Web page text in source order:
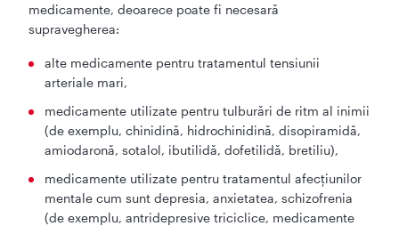
medicamente, deoarece poate fi necesară
supravegherea:
alte medicamente pentru tratamentul tensiunii
arteriale mari,
medicamente utilizate pentru tulburări de ritm al inimii
(de exemplu, chinidină, hidrochinidină, disopiramidă,
amiodaronă, sotalol, ibutilidă, dofetilidă, bretiliu),
medicamente utilizate pentru tratamentul afecţiunilor
mentale cum sunt depresia, anxietatea, schizofrenia
(de exemplu, antridepresive triciclice, medicamente